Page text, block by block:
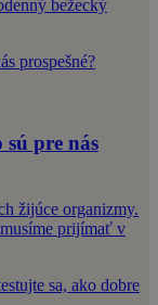
bežecký
pre nás
žijúce organizmy.
prijímať v